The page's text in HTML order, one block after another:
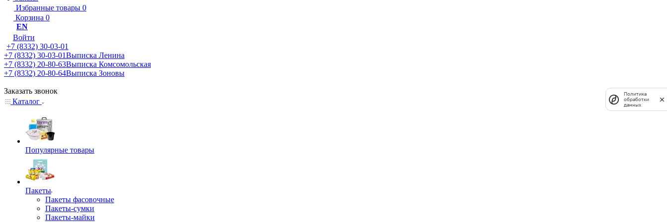
Избранные товары 0
Корзина 0
EN
Войти
+7 (8332) 30-03-01
+7 (8332) 30-03-01Выписка Ленина
+7 (8332) 20-80-63Выписка Комсомольская
+7 (8332) 20-80-64Выписка Зоновы
Заказать звонок
Каталог
Популярные товары
Пакеты
Пакеты фасовочные
Пакеты-сумки
Пакеты-майки
Политика
обработки
данных